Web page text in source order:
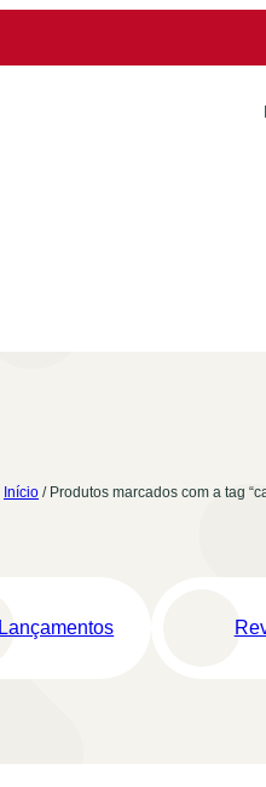
Início / Produtos marcados com a tag
Lançamentos